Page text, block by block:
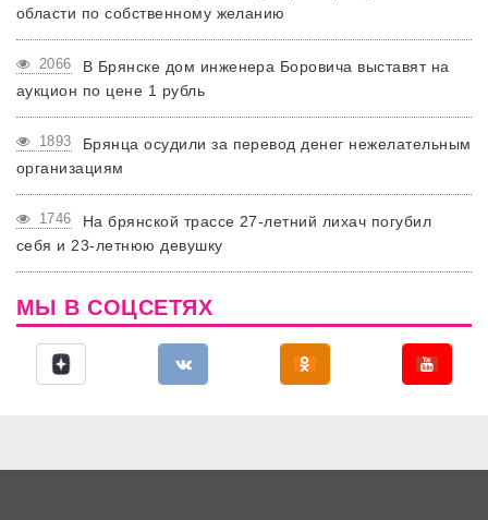
области по собственному желанию
2066
В Брянске дом инженера Боровича выставят на
аукцион по цене 1 рубль
1893
Брянца осудили за перевод денег нежелательным
организациям
1746
На брянской трассе 27-летний лихач погубил
себя и 23-летнюю девушку
МЫ В СОЦСЕТЯХ